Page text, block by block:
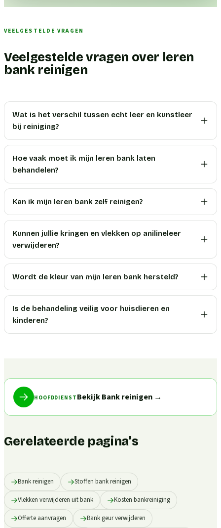
VEELGESTELDE VRAGEN
Veelgestelde vragen over leren
bank reinigen
Wat is het verschil tussen echt leer en kunstleer
bij reiniging?
Hoe vaak moet ik mijn leren bank laten
behandelen?
Kan ik mijn leren bank zelf reinigen?
Kunnen jullie kringen en vlekken op anilineleer
verwijderen?
Wordt de kleur van mijn leren bank hersteld?
Is de behandeling veilig voor huisdieren en
kinderen?
HOOFDDIENST Bekijk Bank reinigen→
Gerelateerde pagina’s
Bank reinigen Stoffen bank reinigen
Vlekken verwijderen uit bank Kosten bankreiniging
Offerte aanvragen Bank geur verwijderen